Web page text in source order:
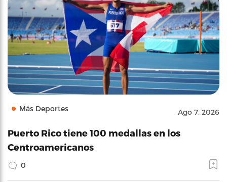
Más Deportes Ago 7, 2026
Puerto Rico tiene 100 medallas en los
Centroamericanos
0